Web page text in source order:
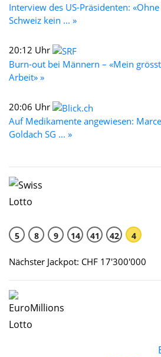
Interview des US-Präsidenten:
Schweiz kein ... »
20:12 Uhr
Burn-out bei Männern – «Mein
Arbeit» »
20:06 Uhr
Auf Medikamente angewiesen:
Goldach SG ... »
5 8 9 14 41 42 4
Nächster Jackpot: CHF 17'300'000